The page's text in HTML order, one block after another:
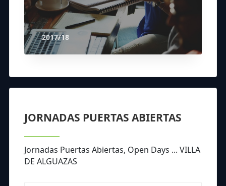
2017/18
JORNADAS PUERTAS ABIERTAS
Jornadas Puertas Abiertas, Open Days ... VILLA
DE ALGUAZAS